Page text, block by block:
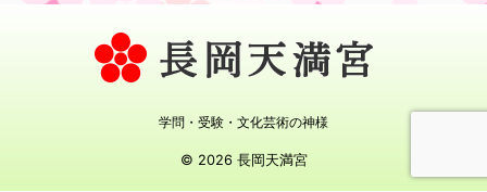
学問・受験・文化芸術の神様
© 2026 長岡天満宮